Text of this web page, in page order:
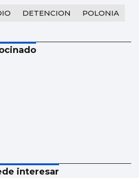
DETENCION POLONIA
interesar